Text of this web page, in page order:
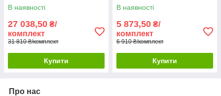
В наявності
27 038,50 ₴/
комплект
31 810 ₴/комплект
Купити
В наявності
5 873,50 ₴/
комплект
6 910 ₴/комплект
Купити
Про нас